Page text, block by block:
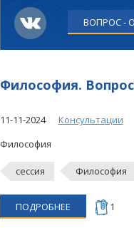
ВОПРОС -
Философия.
11-11-2024
Консультации
Философия
сессия Философия
ПОДРОБНЕЕ 1